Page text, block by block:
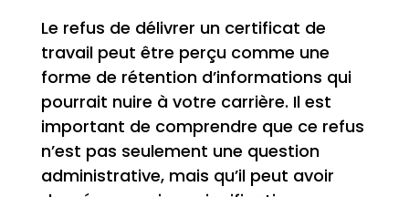
Le refus de délivrer un certificat de
travail peut être perçu comme une
forme de rétention d’informations qui
pourrait nuire à votre carrière. Il est
important de comprendre que ce refus
n’est pas seulement une question
administrative, mais qu’il peut avoir